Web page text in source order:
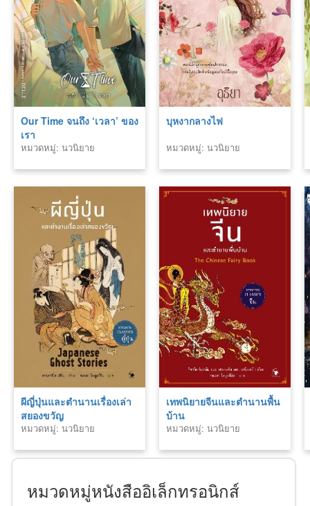
Our Time จนถึง ‘เวลา’ ของ
เรา
หมวดหมู่: นวนิยาย
บุหงากลางไฟ
หมวดหมู่: นวนิยาย
ผีญี่ปุ่นและตำนานเรื่องเล่า
สยองขวัญ
หมวดหมู่: นวนิยาย
เทพนิยายจีนและตำนานพื้น
บ้าน
หมวดหมู่: นวนิยาย
หมวดหมู่หนังสืออิเล็กทรอนิกส์